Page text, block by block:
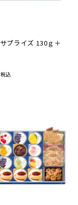
プライズ 130ｇ＋
税込